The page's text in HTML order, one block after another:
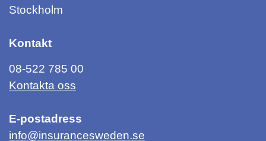
Stockholm
Kontakt
08-522 785 00
Kontakta oss
E-postadress
info@insurancesweden.se